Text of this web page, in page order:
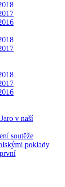
v naší
soutěže
poklady